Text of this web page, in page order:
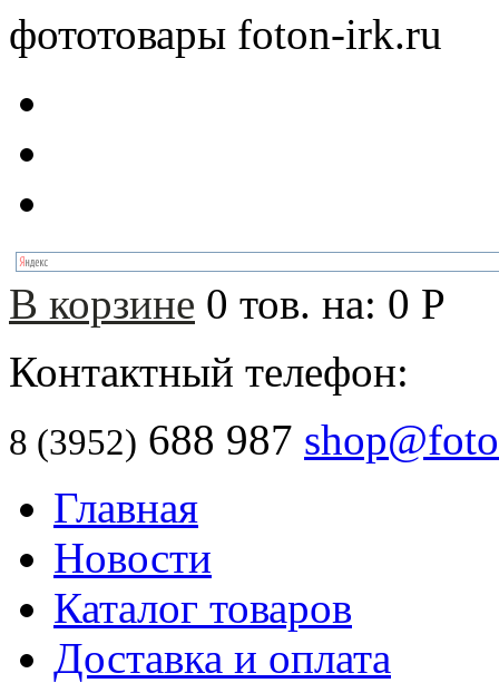
фототовары foton-irk.ru
В корзине 0 тов. на: 0 Р
Контактный телефон:
8 (3952) 688 987
Главная
Новости
Каталог товаров
Доставка и оплата